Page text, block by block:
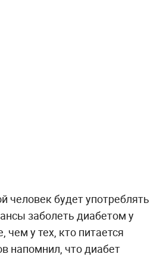
человек будет употреблять
заболеть диабетом у
чем у тех, кто питается
напомнил, что диабет